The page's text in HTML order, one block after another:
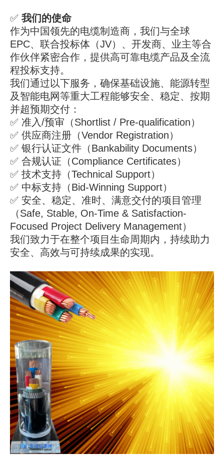
✅ 我们的使命
作为中国领先的电缆制造商，我们与全球
EPC、联合投标体（JV）、开发商、业主等合
作伙伴紧密合作，提供高可靠电缆产品及全流
程投标支持。
我们通过以下服务，确保基础设施、能源转型
及智能电网等重大工程能够安全、稳定、按期
并超预期交付：
✅ 准入/预审（Shortlist / Pre-qualification）
✅ 供应商注册（Vendor Registration）
✅ 银行认证文件（Bankability Documents）
✅ 合规认证（Compliance Certificates）
✅ 技术支持（Technical Support）
✅ 中标支持（Bid-Winning Support）
✅ 安全、稳定、准时、满意交付的项目管理
（Safe, Stable, On-Time & Satisfaction-
Focused Project Delivery Management）
我们致力于在整个项目生命周期内，持续助力
安全、高效与可持续成果的实现。